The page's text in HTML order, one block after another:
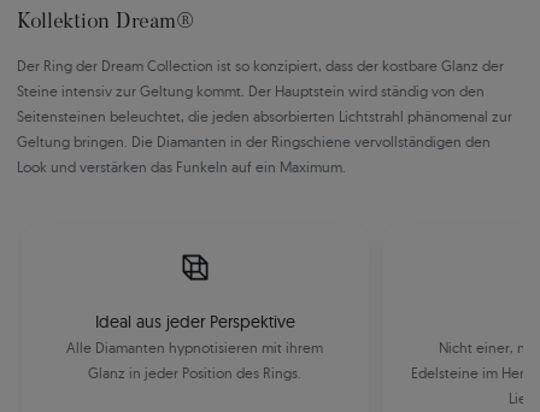
Kollektion Dream®
Der Ring der Dream Collection ist so konzipiert, dass der kostbare Glanz der
Steine intensiv zur Geltung kommt. Der Hauptstein wird ständig von den
Seitensteinen beleuchtet, die jeden absorbierten Lichtstrahl phänomenal zur
Geltung bringen. Die Diamanten in der Ringschiene vervollständigen den
Look und verstärken das Funkeln auf ein Maximum.
Ideal aus jeder Perspektive
Alle Diamanten hypnotisieren mit ihrem
Glanz in jeder Position des Rings.
Nicht einer,
Edelsteine im